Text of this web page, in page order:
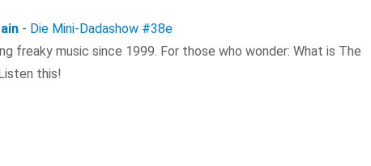
- Die Mini-Dadashow #38e
freaky music since 1999. For those who wonder: What is The
this!